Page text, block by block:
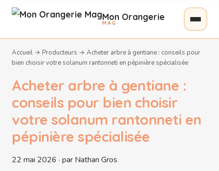
Mon Orangerie
MAG
Accueil → Producteurs → Acheter arbre à gentiane : conseils pour
bien choisir votre solanum rantonneti en pépinière spécialisée
Acheter arbre à gentiane :
conseils pour bien choisir
votre solanum rantonneti en
pépinière spécialisée
22 mai 2026 · par Nathan Gros